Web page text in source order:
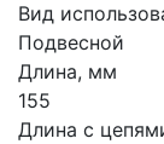
Вид
Подвесной
Длина, мм
155
Длина с